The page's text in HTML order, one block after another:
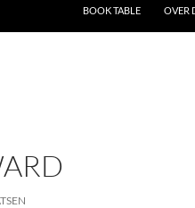
BOOK TABLE
OVER